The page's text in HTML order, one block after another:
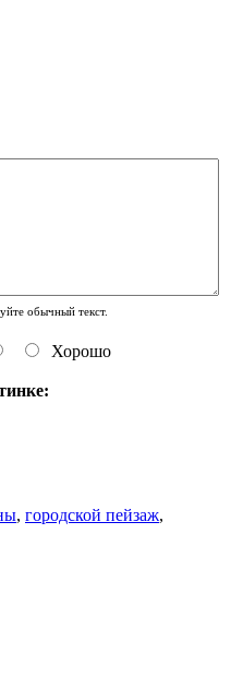
обычный текст.
Хорошо
, городской пейзаж,